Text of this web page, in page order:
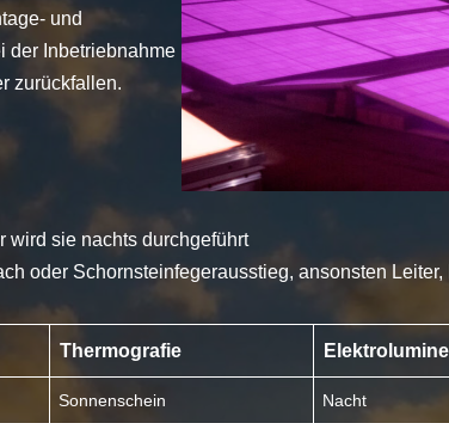
und
der Inbetriebnahme
zurückfallen.
wird sie nachts durchgeführt
oder Schornsteinfegerausstieg, ansonsten
Thermografie
Sonnenschein Nacht